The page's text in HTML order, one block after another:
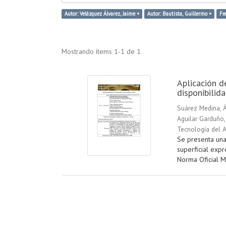
Autor: Velázquez Álvarez, Jaime × Autor: Bautista, Guillermo ×
Mostrando ítems 1-1 de 1
Aplicación
Suárez Medina,
Aguilar
Tecnología del
Se presenta
superficial
Norma Oficial